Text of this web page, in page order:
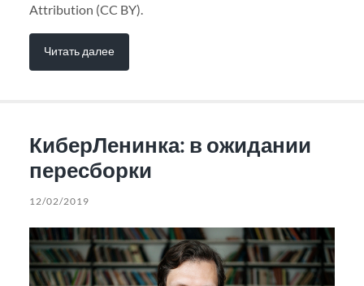
Attribution (CC BY).
Читать далее
КиберЛенинка: в ожидании
пересборки
12/02/2019